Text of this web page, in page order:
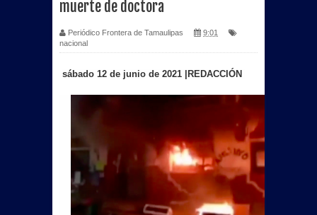
fueron consumidas por incendio en
Planilla Rosa fuerte aspirante para
contender por el SNTISSSTE en
Tamaulipas.
muerte de doctora
Periódico Frontera de Tamaulipas
9:01
nacional
sábado 12 de junio de 2021 |REDACCIÓN